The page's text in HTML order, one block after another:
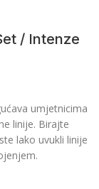
/ Intenze
umjetnicima
linije. Birajte
lako uvukli linije